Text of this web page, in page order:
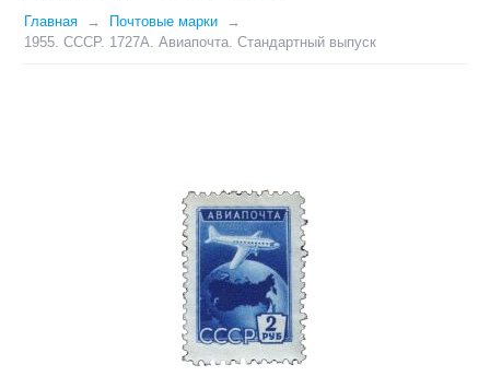
Главная
Почтовые марки
1955. СССР. 1727А. Авиапочта. Стандартный выпуск